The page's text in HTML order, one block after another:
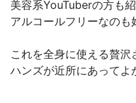
美容系YouTuberの方も
アルコールフリーなのも
これを全身に使える贅沢
ハンズが近所にあってよ